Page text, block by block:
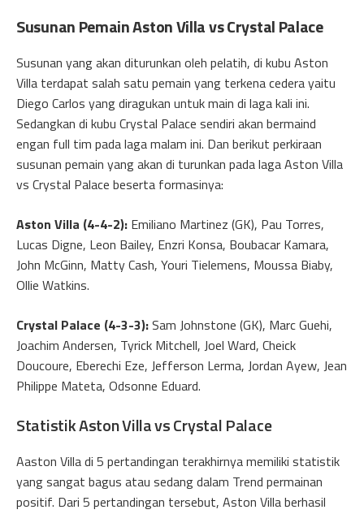
Susunan Pemain Aston Villa vs Crystal Palace
Susunan yang akan diturunkan oleh pelatih, di kubu Aston
Villa terdapat salah satu pemain yang terkena cedera yaitu
Diego Carlos yang diragukan untuk main di laga kali ini.
Sedangkan di kubu Crystal Palace sendiri akan bermaind
engan full tim pada laga malam ini. Dan berikut perkiraan
susunan pemain yang akan di turunkan pada laga Aston Villa
vs Crystal Palace beserta formasinya:
Aston Villa (4-4-2): Emiliano Martinez (GK), Pau Torres,
Lucas Digne, Leon Bailey, Enzri Konsa, Boubacar Kamara,
John McGinn, Matty Cash, Youri Tielemens, Moussa Biaby,
Ollie Watkins.
Crystal Palace (4-3-3):Sam Johnstone (GK), Marc Guehi,
Joachim Andersen, Tyrick Mitchell, Joel Ward, Cheick
Doucoure, Eberechi Eze, Jefferson Lerma, Jordan Ayew, Jean
Philippe Mateta, Odsonne Eduard.
Statistik Aston Villa vs Crystal Palace
Aaston Villa di 5 pertandingan terakhirnya memiliki statistik
yang sangat bagus atau sedang dalam Trend permainan
positif. Dari 5 pertandingan tersebut, Aston Villa berhasil